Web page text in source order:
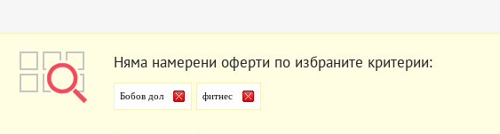
Няма намерени оферти по избраните критерии:
Бобов дол фитнес